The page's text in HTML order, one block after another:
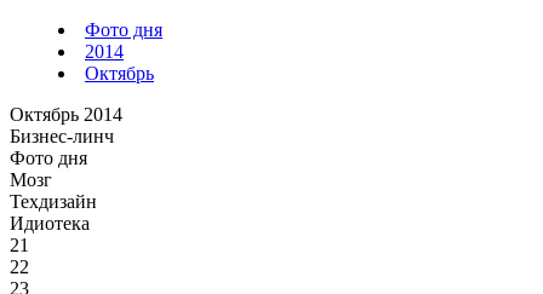
Фото дня
2014
Октябрь
Октябрь 2014
Бизнес-линч
Фото дня
Мозг
Техдизайн
Идиотека
21
22
23